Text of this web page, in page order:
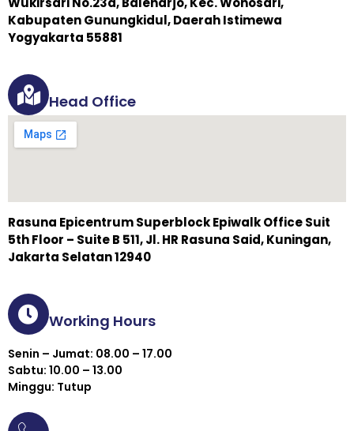
Kabupaten Gunungkidul, Daerah Istimewa
Yogyakarta 55881
Head Office
Rasuna Epicentrum Superblock Epiwalk Office Suit
5th Floor – Suite B 511, Jl. HR Rasuna Said, Kuningan,
Jakarta Selatan 12940
Working Hours
Senin – Jumat: 08.00 – 17.00
Sabtu: 10.00 – 13.00
Minggu: Tutup